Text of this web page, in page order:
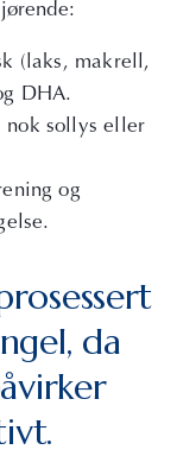
(laks, makrell,
DHA.
nok sollys eller
og
da